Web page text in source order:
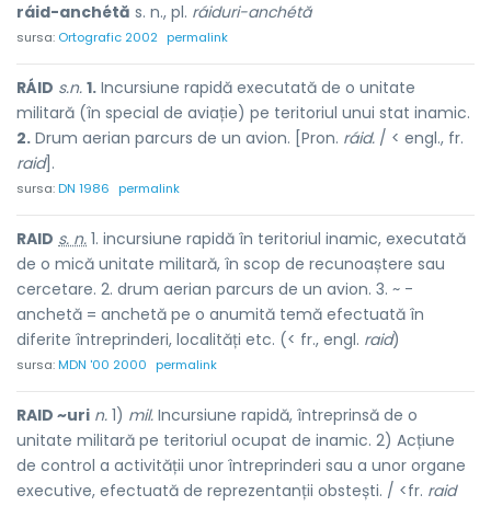
ráid-anchétă s. n., pl. ráiduri-anchétă
sursa: Ortografic 2002 permalink
RÁID s.n. 1. Incursiune rapidă executată de o unitate
militară (în special de aviație) pe teritoriul unui stat inamic.
2. Drum aerian parcurs de un avion. [Pron. ráid. / < engl., fr.
raid].
sursa:DN 1986 permalink
RAID s. n. 1. incursiune rapidă în teritoriul inamic, executată
de o mică unitate militară, în scop de recunoaștere sau
cercetare. 2. drum aerian parcurs de un avion. 3. ~ -
anchetă = anchetă pe o anumită temă efectuată în
diferite întreprinderi, localități etc. (< fr., engl. raid)
sursa:MDN '00 2000 permalink
RAID ~uri n. 1) mil. Incursiune rapidă, întreprinsă de o
unitate militară pe teritoriul ocupat de inamic. 2) Acțiune
de control a activității unor întreprinderi sau a unor organe
executive, efectuată de reprezentanții obstești. / <fr. raid